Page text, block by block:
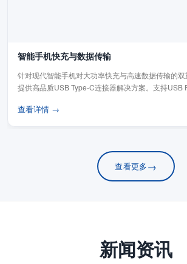
智能手机快充与数据传输
针对现代智能手机对大功率快充与高速数据传输的双
提供高品质USB Type-C连接器解决方案。支持USB
查看详情 →
查看更多→
新闻资讯